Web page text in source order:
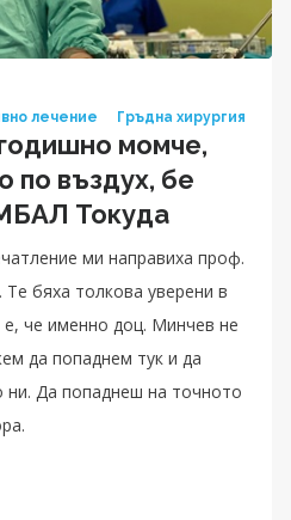
лечение
Гръдна хирургия
момче,
по въздух, бе
Токуда
ми направиха проф.
бяха толкова уверени в
че именно доц. Минчев не
да попаднем тук и да
ни. Да попаднеш на точното